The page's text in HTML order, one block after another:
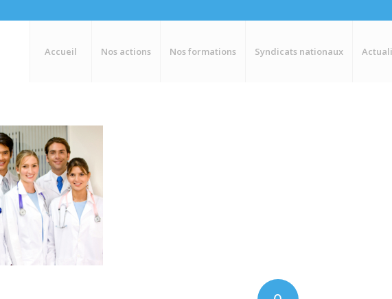
Accueil Nos actions Nos formations Syndicats nationaux